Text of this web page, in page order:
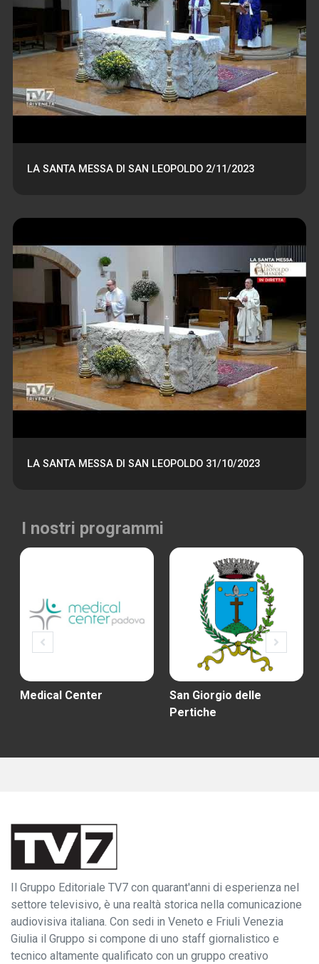
LA SANTA MESSA DI SAN LEOPOLDO 2/11/2023
LA SANTA MESSA DI SAN LEOPOLDO 31/10/2023
I nostri programmi
Medical Center
San Giorgio delle
Pertiche
Il Gruppo Editoriale TV7 con quarant'anni di esperienza nel
settore televisivo, è una realtà storica nella comunicazione
audiovisiva italiana. Con sedi in Veneto e Friuli Venezia
Giulia il Gruppo si compone di uno staff giornalistico e
tecnico altamente qualificato con un gruppo creativo